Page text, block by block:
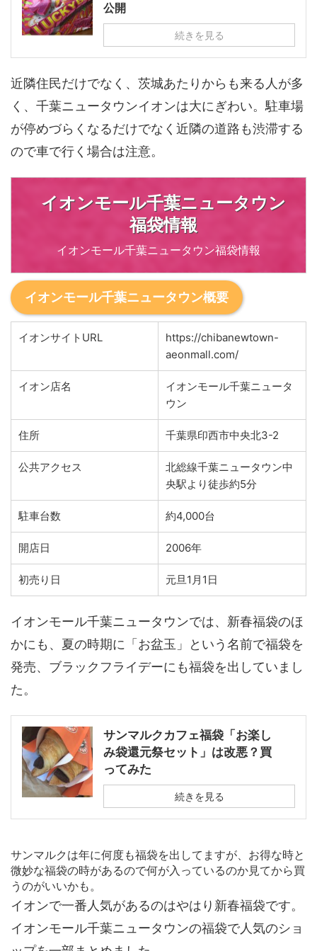
公開
続きを見る
近隣住民だけでなく、茨城あたりからも来る人が多
く、千葉ニュータウンイオンは大にぎわい。駐車場
が停めづらくなるだけでなく近隣の道路も渋滞する
ので車で行く場合は注意。
イオンモール千葉ニュータウン
福袋情報
イオンモール千葉ニュータウン福袋情報
イオンモール千葉ニュータウン概要
イオンサイトURL
https://chibanewtown-
aeonmall.com/
イオン店名
イオンモール千葉ニュータ
ウン
住所 千葉県印西市中央北3-2
公共アクセス
北総線千葉ニュータウン中
央駅より徒歩約5分
駐車台数 約4,000台
開店日 2006年
初売り日 元旦1月1日
イオンモール千葉ニュータウンでは、新春福袋のほ
かにも、夏の時期に「お盆玉」という名前で福袋を
発売、ブラックフライデーにも福袋を出していまし
た。
サンマルクカフェ福袋「お楽し
み袋還元祭セット」は改悪？買
ってみた
続きを見る
サンマルクは年に何度も福袋を出してますが、お得な時と
微妙な福袋の時があるので何が入っているのか見てから買
うのがいいかも。
イオンで一番人気があるのはやはり新春福袋です。
イオンモール千葉ニュータウンの福袋で人気のショ